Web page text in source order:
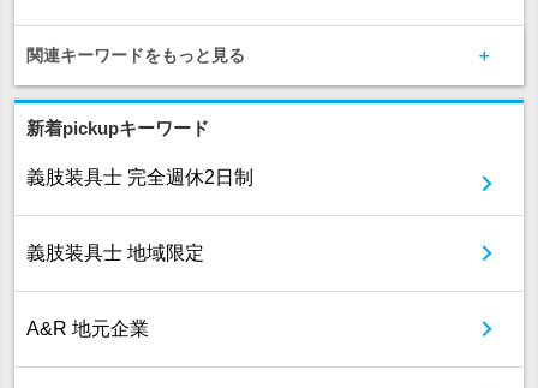
関連キーワードをもっと見る
新着pickupキーワード
義肢装具士 完全週休2日制
義肢装具士 地域限定
A&R 地元企業